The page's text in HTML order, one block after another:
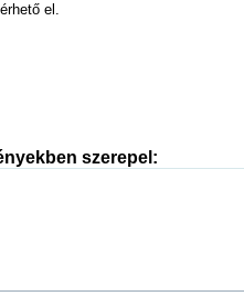
el.
szerepel: